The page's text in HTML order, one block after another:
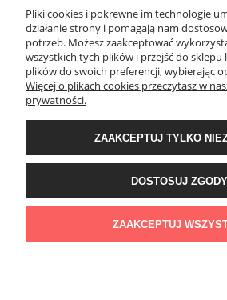
POMOC
MOJE KONTO
INFORMACJE
O NAS
Pliki cookies i pokrewne im technologie
działanie strony i pomagają nam
potrzeb. Możesz zaakceptować
wszystkich tych plików i przejść do sklepu
plików do swoich preferencji, wybierając
Więcej o plikach cookies przeczytasz w
prywatności.
ZAAKCEPTUJ TYLKO
DOSTOSUJ ZGODY
ZAAKCEPTUJ